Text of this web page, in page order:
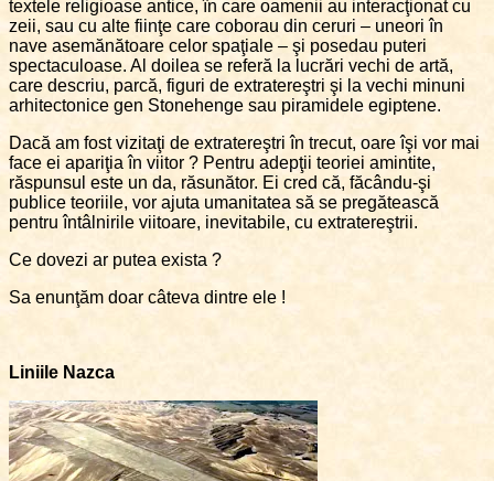
textele religioase antice, în care oamenii au interacţionat cu
zeii, sau cu alte fiinţe care coborau din ceruri – uneori în
nave asemănătoare celor spaţiale – şi posedau puteri
spectaculoase. Al doilea se referă la lucrări vechi de artă,
care descriu, parcă, figuri de extratereştri şi la vechi minuni
arhitectonice gen Stonehenge sau piramidele egiptene.
Dacă am fost vizitaţi de extratereştri în trecut, oare îşi vor mai
face ei apariţia în viitor ? Pentru adepţii teoriei amintite,
răspunsul este un da, răsunător. Ei cred că, făcându-şi
publice teoriile, vor ajuta umanitatea să se pregătească
pentru întâlnirile viitoare, inevitabile, cu extratereştrii.
Ce dovezi ar putea exista ?
Sa enunţăm doar câteva dintre ele !
Liniile Nazca